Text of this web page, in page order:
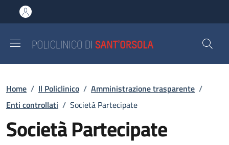
al contenuto principale
to footer content
Briciole di pane
Home / Il Policlinico / Amministrazione trasparente /
Enti controllati / Società Partecipate
Società Partecipate